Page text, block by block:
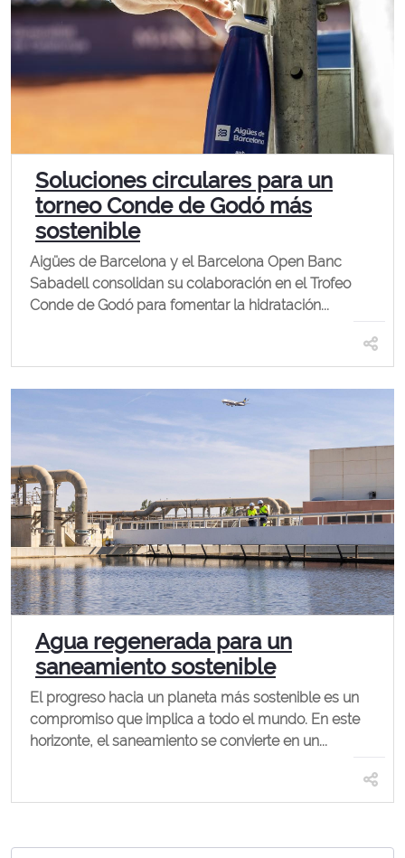
Soluciones circulares para un
torneo Conde de Godó más
sostenible
Aigües de Barcelona y el Barcelona Open Banc
Sabadell consolidan su colaboración en el Trofeo
Conde de Godó para fomentar la hidratación...
Agua regenerada para un
saneamiento sostenible
El progreso hacia un planeta más sostenible es un
compromiso que implica a todo el mundo. En este
horizonte, el saneamiento se convierte en un...